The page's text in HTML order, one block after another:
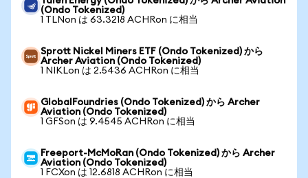
(Ondo Tokenized)
1 TLNon は 63.3218 ACHRon に相当
Sprott Nickel Miners ETF (Ondo Tokenized) から
Archer Aviation (Ondo Tokenized)
1 NIKLon は 2.5436 ACHRon に相当
GlobalFoundries (Ondo Tokenized) から Archer
Aviation (Ondo Tokenized)
1 GFSon は 9.4545 ACHRon に相当
Freeport-McMoRan (Ondo Tokenized) から Archer
Aviation (Ondo Tokenized)
1 FCXon は 12.6818 ACHRon に相当